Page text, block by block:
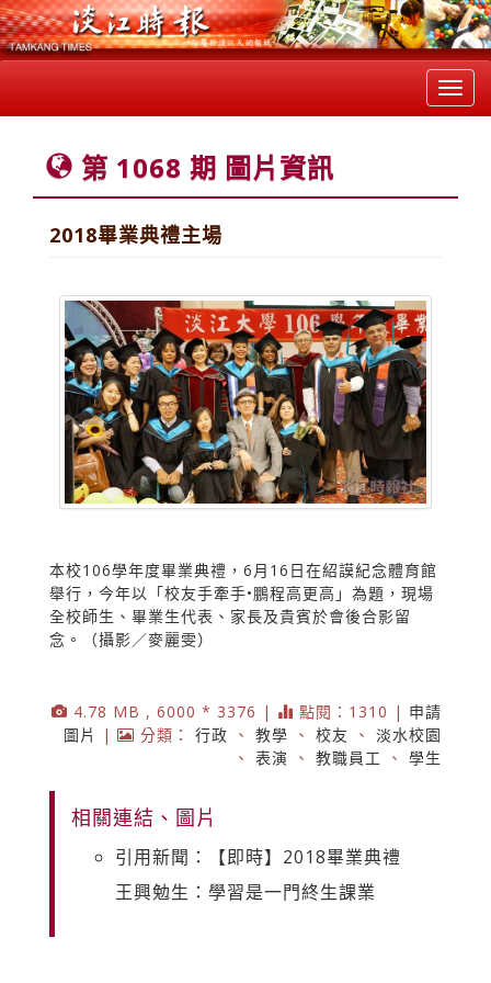
第 1068 期 圖片資訊
2018畢業典禮主場
本校106學年度畢業典禮，6月16日在紹謨紀念體育館
舉行，今年以「校友手牽手•鵬程高更高」為題，現場
全校師生、畢業生代表、家長及貴賓於會後合影留
念。（攝影／麥麗雯）
4.78 MB , 6000 * 3376 | 點閱：1310 | 申請
圖片
| 分類： 行政 、 教學 、 校友 、 淡水校園
、 表演 、 教職員工 、 學生
相關連結、圖片
引用新聞：【即時】2018畢業典禮
王興勉生：學習是一門終生課業